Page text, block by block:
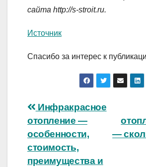
сайта http://s-stroit.ru.
Источник
Спасибо за интерес к
Навигация
по
записям
—
Инфракрасное
отопление —
особенности,
стоимость,
преимущества и